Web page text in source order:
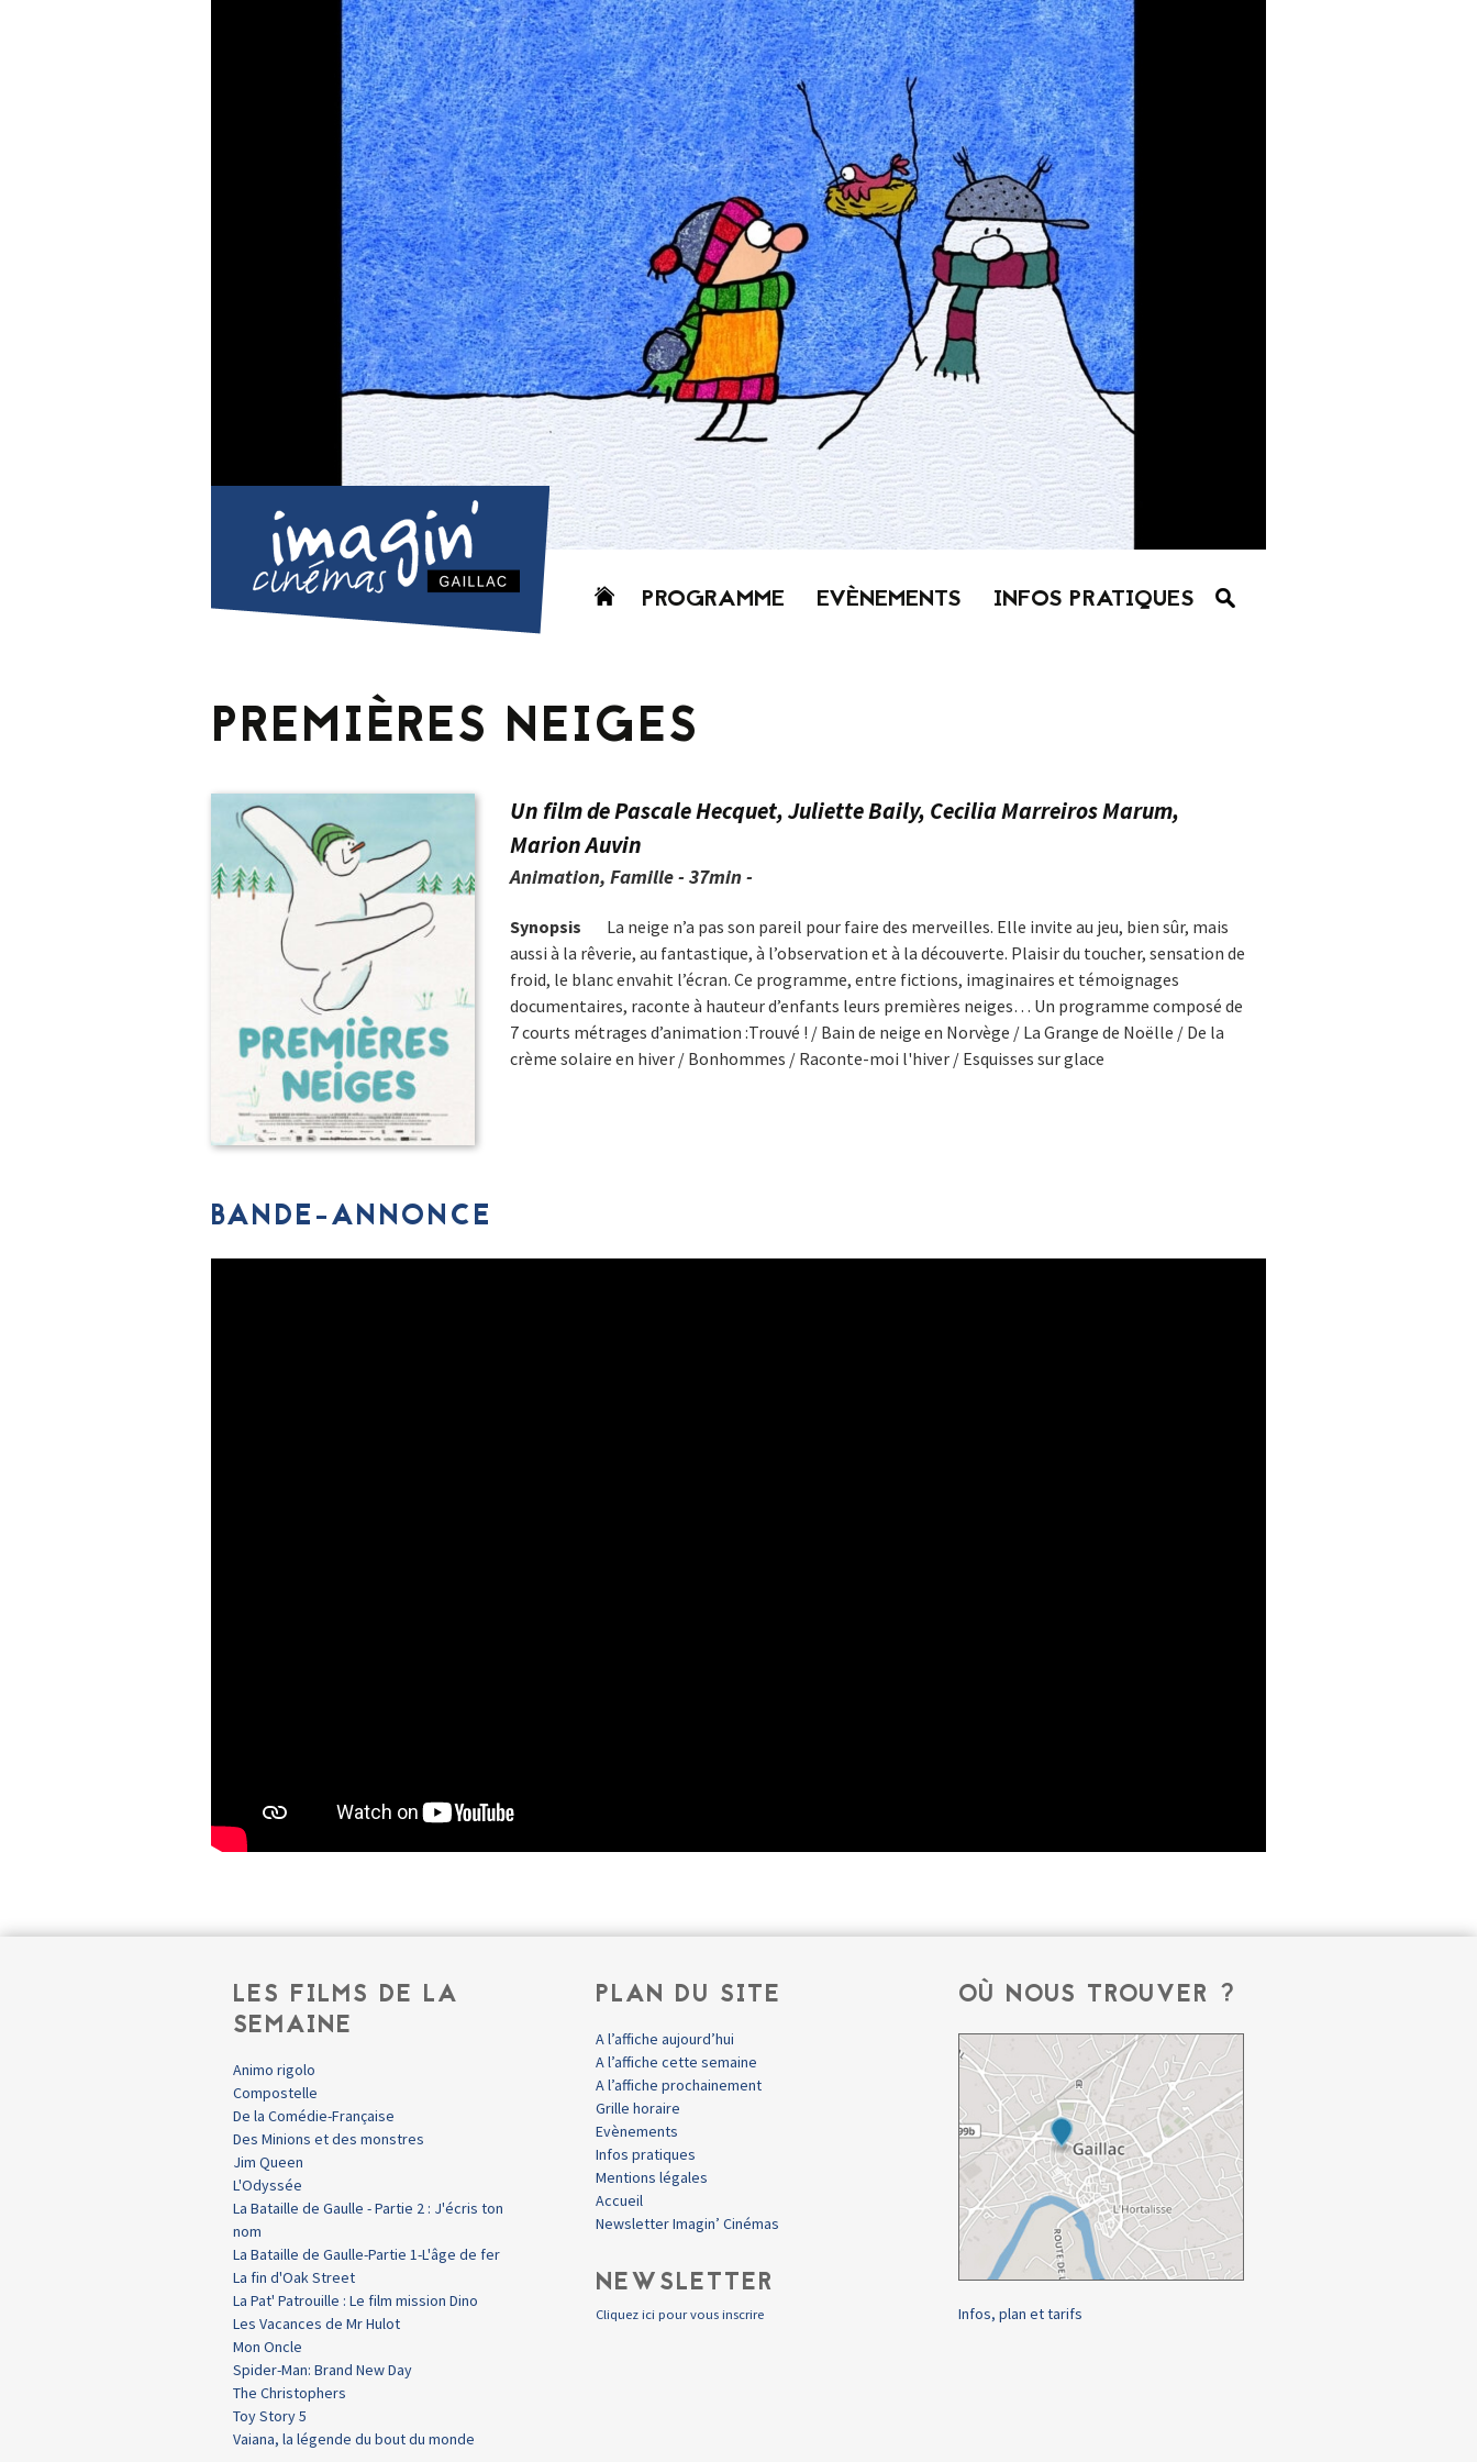
Aller
PROGRAMME
PROCHAINEMENT
PROGRAMME
PDF
EVÈNEMENTS INFOS PRATIQUES
PREMIÈRES NEIGES
Un film de Pascale Hecquet, Juliette Baily, Cecilia Marreiros Marum,
Marion Auvin
Animation, Famille - 37min -
Synopsis
La neige n’a pas son pareil pour faire des merveilles. Elle invite au jeu, bien sûr, mais
aussi à la rêverie, au fantastique, à l’observation et à la découverte. Plaisir du toucher, sensation de
froid, le blanc envahit l’écran. Ce programme, entre fictions, imaginaires et témoignages
documentaires, raconte à hauteur d’enfants leurs premières neiges… Un programme composé de
7 courts métrages d’animation :Trouvé ! / Bain de neige en Norvège / La Grange de Noëlle / De la
crème solaire en hiver / Bonhommes / Raconte-moi l'hiver / Esquisses sur glace
BANDE-ANNONCE
LES FILMS DE LA
SEMAINE
Animo rigolo
Compostelle
De la Comédie-Française
Des Minions et des monstres
Jim Queen
L'Odyssée
La Bataille de Gaulle - Partie 2 : J'écris ton
nom
La Bataille de Gaulle-Partie 1-L'âge de fer
La fin d'Oak Street
La Pat' Patrouille : Le film mission Dino
Les Vacances de Mr Hulot
Mon Oncle
Spider-Man: Brand New Day
The Christophers
Toy Story 5
Vaiana, la légende du bout du monde
PLAN DU SITE
A l’affiche aujourd’hui
A l’affiche cette semaine
A l’affiche prochainement
Grille horaire
Evènements
Infos pratiques
Mentions légales
Accueil
Newsletter Imagin’ Cinémas
NEWSLETTER
Cliquez ici pour vous inscrire
OÙ NOUS TROUVER ?
Infos, plan et tarifs